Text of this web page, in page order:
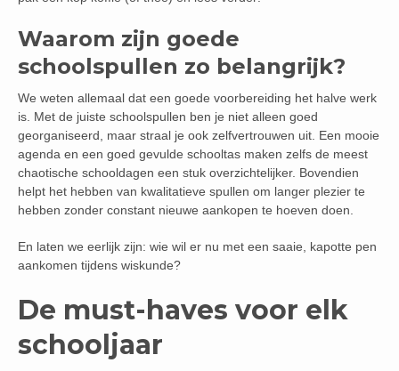
Waarom zijn goede
schoolspullen zo belangrijk?
We weten allemaal dat een goede voorbereiding het halve werk
is. Met de juiste schoolspullen ben je niet alleen goed
georganiseerd, maar straal je ook zelfvertrouwen uit. Een mooie
agenda en een goed gevulde schooltas maken zelfs de meest
chaotische schooldagen een stuk overzichtelijker. Bovendien
helpt het hebben van kwalitatieve spullen om langer plezier te
hebben zonder constant nieuwe aankopen te hoeven doen.
En laten we eerlijk zijn: wie wil er nu met een saaie, kapotte pen
aankomen tijdens wiskunde?
De must-haves voor elk
schooljaar